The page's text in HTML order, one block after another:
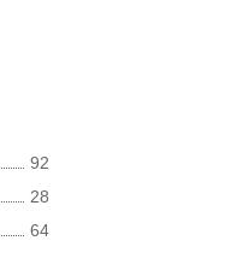
92
28
64